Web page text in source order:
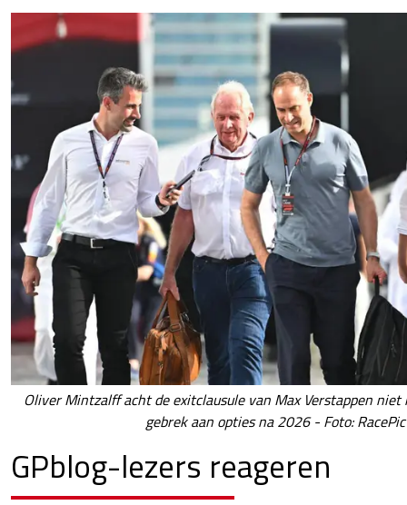
Oliver Mintzalff acht de exitclausule van Max Verstappen niet
gebrek aan opties na 2026 - Foto:
GPblog-lezers reageren